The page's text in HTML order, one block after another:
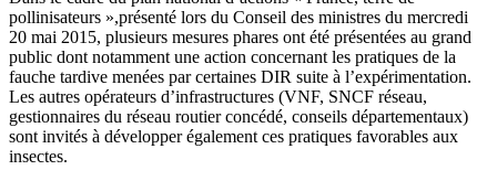
pollinisateurs »,présenté lors du Conseil des ministres du mercredi
20 mai 2015, plusieurs mesures phares ont été présentées au grand
public dont notamment une action concernant les pratiques de la
fauche tardive menées par certaines DIR suite à l’expérimentation.
Les autres opérateurs d’infrastructures (VNF, SNCF réseau,
gestionnaires du réseau routier concédé, conseils départementaux)
sont invités à développer également ces pratiques favorables aux
insectes.